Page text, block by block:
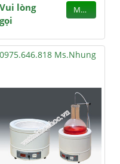
Vui lòng
gọi
MUA
0975.646.818 Ms.Nhung